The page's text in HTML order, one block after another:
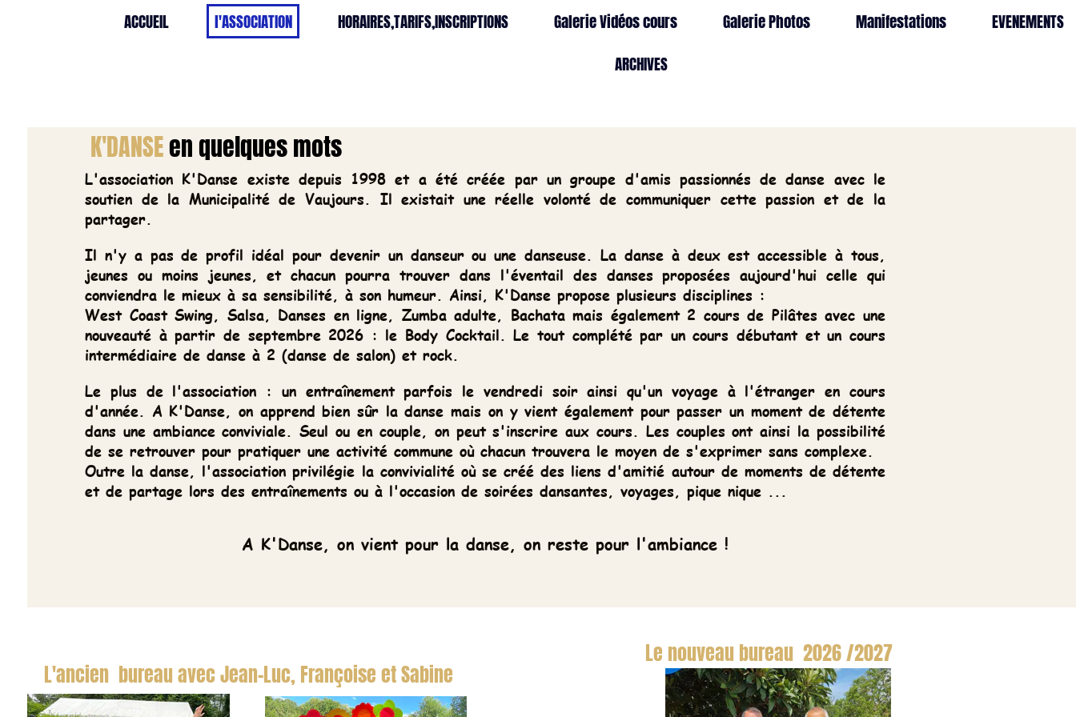
ACCUEIL l'ASSOCIATION HORAIRES,TARIFS,INSCRIPTIONS Galerie Vidéos cours Galerie Photos Manifestations
EVENEMENTS
ARCHIVES
K'DANSEen quelques mots
L'association K'Danse existe depuis 1998 et a été créée par un groupe d'amis passionnés de danse avec le
soutien de la Municipalité de Vaujours. Il existait une réelle volonté de communiquer cette passion et de la
partager.
Il n'y a pas de profil idéal pour devenir un danseur ou une danseuse. La danse à deux est accessible à tous,
jeunes ou moins jeunes, et chacun pourra trouver dans l'éventail des danses proposées aujourd'hui celle qui
conviendra le mieux à sa sensibilité, à son humeur. Ainsi, K'Danse propose plusieurs disciplines :
West Coast Swing, Salsa, Danses en ligne, Zumba adulte, Bachata mais également 2 cours de Pilâtes avec une
nouveauté à partir de septembre 2026 : le Body Cocktail. Le tout complété par un cours débutant et un cours
intermédiaire de danse à 2 (danse de salon) et rock.
Le plus de l'association : un entraînement parfois le vendredi soir ainsi qu'un voyage à l'étranger en cours
d'année. A K'Danse, on apprend bien sûr la danse mais on y vient également pour passer un moment de détente
dans une ambiance conviviale. Seul ou en couple, on peut s'inscrire aux cours. Les couples ont ainsi la possibilité
de se retrouver pour pratiquer une activité commune où chacun trouvera le moyen de s'exprimer sans complexe.
Outre la danse, l'association privilégie la convivialité où se créé des liens d'amitié autour de moments de détente
et de partage lors des entraînements ou à l'occasion de soirées dansantes, voyages, pique nique ...
A K'Danse, on vient pour la danse, on reste pour l'ambiance !
Le nouveau bureau 2026 /2027
L'ancien bureau avec Jean-Luc, Françoise et Sabine